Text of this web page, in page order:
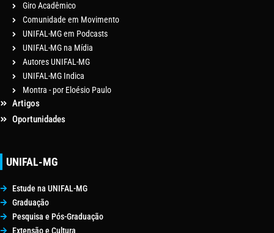
Giro Acadêmico
Comunidade em Movimento
UNIFAL-MG em Podcasts
UNIFAL-MG na Mídia
Autores UNIFAL-MG
UNIFAL-MG Indica
Montra - por Eloésio Paulo
Artigos
Oportunidades
UNIFAL-MG
Estude na UNIFAL-MG
Graduação
Pesquisa e Pós-Graduação
Extensão e Cultura